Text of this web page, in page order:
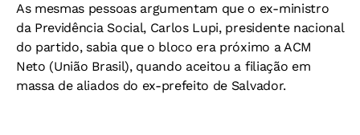
As mesmas pessoas argumentam que o ex-ministro
da Previdência Social, Carlos Lupi, presidente nacional
do partido, sabia que o bloco era próximo a ACM
Neto (União Brasil), quando aceitou a filiação em
massa de aliados do ex-prefeito de Salvador.